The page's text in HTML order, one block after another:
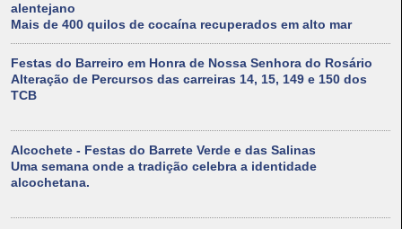
alentejano
Mais de 400 quilos de cocaína recuperados em alto mar
Festas do Barreiro em Honra de Nossa Senhora do Rosário
Alteração de Percursos das carreiras 14, 15, 149 e 150 dos
TCB
Alcochete - Festas do Barrete Verde e das Salinas
Uma semana onde a tradição celebra a identidade
alcochetana.